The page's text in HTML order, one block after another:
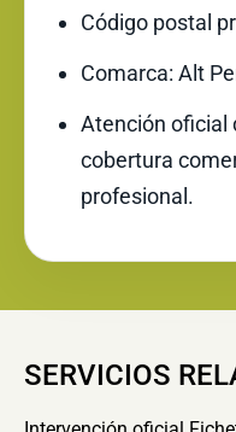
Código postal
Comarca: Alt
Atención oficial
cobertura
profesional.
SERVICIOS